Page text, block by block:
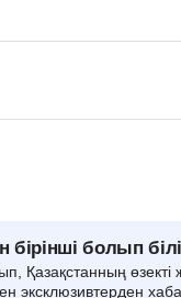
бірінші болып
Қазақстанның
эксклюзивтерден